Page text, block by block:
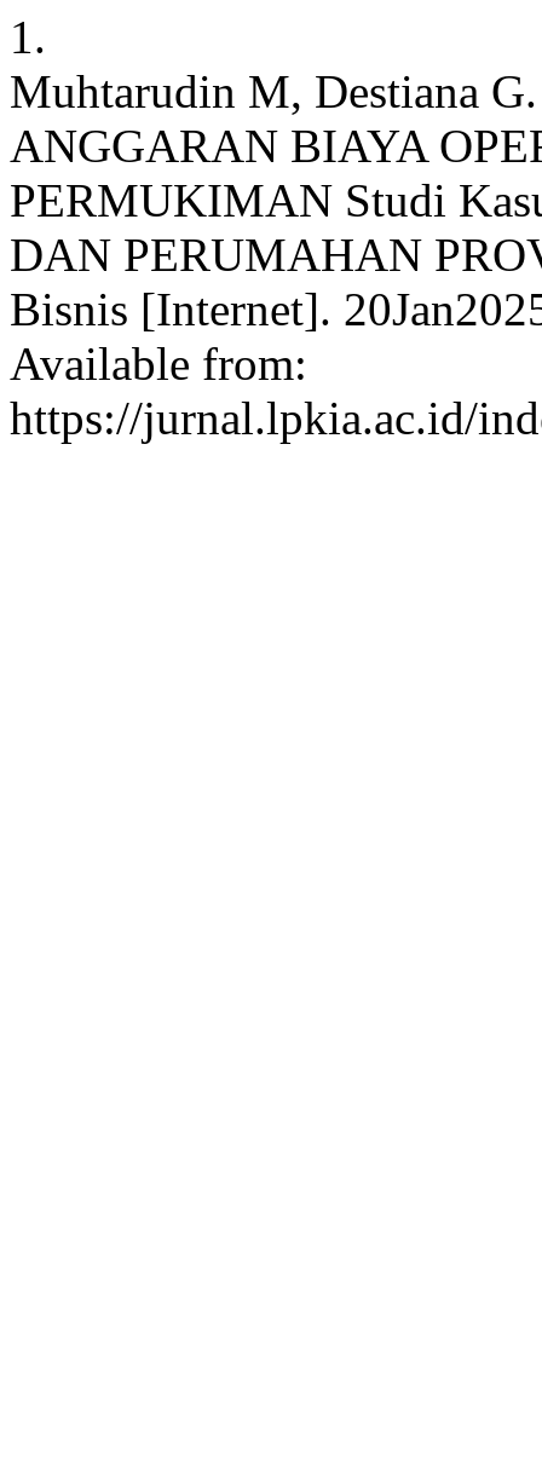
1.
Muhtarudin M, Destiana
ANGGARAN BIAYA
PERMUKIMAN Studi
DAN PERUMAHAN
Bisnis [Internet].
Available from:
https://jurnal.lpkia.ac.id/